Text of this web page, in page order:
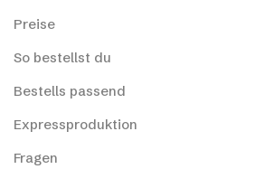
Preise
So bestellst du
Bestells passend
Expressproduktion
Fragen